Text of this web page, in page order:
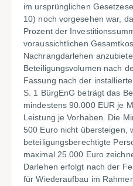
im ursprünglichen
10) noch vorgesehen war,
Prozent der
voraussichtlichen
Nachrangdarlehen
Beteiligungsvolumen nach
Fassung nach der
S. 1 BürgEnG beträgt das
mindestens 90.000 EUR je
Leistung je Vorhaben. Die
500 Euro nicht übersteigen,
beteiligungsberechtigte
maximal 25.000 Euro
Darlehen erfolgt nach der
für Wiederaufbau im